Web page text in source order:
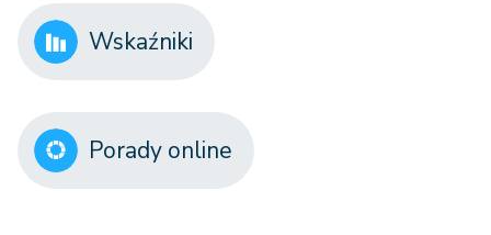
Wskaźniki
Porady online